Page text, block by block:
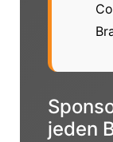
jeden